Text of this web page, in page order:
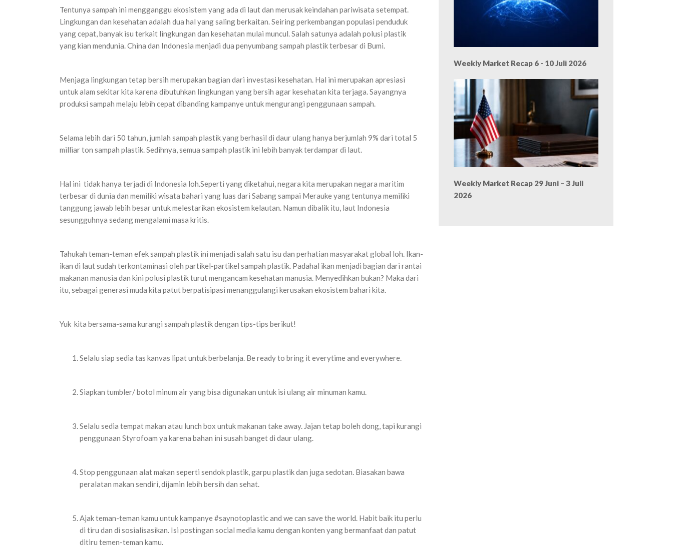
Tentunya sampah ini mengganggu ekosistem yang ada di laut dan merusak keindahan pariwisata setempat.
Lingkungan dan kesehatan adalah dua hal yang saling berkaitan. Seiring perkembangan populasi penduduk
yang cepat, banyak isu terkait lingkungan dan kesehatan mulai muncul. Salah satunya adalah polusi plastik
yang kian mendunia. China dan Indonesia menjadi dua penyumbang sampah plastik terbesar di Bumi.
Menjaga lingkungan tetap bersih merupakan bagian dari investasi kesehatan. Hal ini merupakan apresiasi
untuk alam sekitar kita karena dibutuhkan lingkungan yang bersih agar kesehatan kita terjaga. Sayangnya
produksi sampah melaju lebih cepat dibanding kampanye untuk mengurangi penggunaan sampah.
Selama lebih dari 50 tahun, jumlah sampah plastik yang berhasil di daur ulang hanya berjumlah 9% dari total 5
milliar ton sampah plastik. Sedihnya, semua sampah plastik ini lebih banyak terdampar di laut.
Hal ini tidak hanya terjadi di Indonesia loh.Seperti yang diketahui, negara kita merupakan negara maritim
terbesar di dunia dan memiliki wisata bahari yang luas dari Sabang sampai Merauke yang tentunya memiliki
tanggung jawab lebih besar untuk melestarikan ekosistem kelautan. Namun dibalik itu, laut Indonesia
sesungguhnya sedang mengalami masa kritis.
Tahukah teman-teman efek sampah plastik ini menjadi salah satu isu dan perhatian masyarakat global loh. Ikan-
ikan di laut sudah terkontaminasi oleh partikel-partikel sampah plastik. Padahal ikan menjadi bagian dari rantai
makanan manusia dan kini polusi plastik turut mengancam kesehatan manusia. Menyedihkan bukan? Maka dari
itu, sebagai generasi muda kita patut berpatisipasi menanggulangi kerusakan ekosistem bahari kita.
Yuk kita bersama-sama kurangi sampah plastik dengan tips-tips berikut!
Selalu siap sedia tas kanvas lipat untuk berbelanja. Be ready to bring it everytime and everywhere.
Siapkan tumbler/ botol minum air yang bisa digunakan untuk isi ulang air minuman kamu.
Selalu sedia tempat makan atau lunch box untuk makanan take away. Jajan tetap boleh dong, tapi kurangi
penggunaan Styrofoam ya karena bahan ini susah banget di daur ulang.
Stop penggunaan alat makan seperti sendok plastik, garpu plastik dan juga sedotan. Biasakan bawa
peralatan makan sendiri, dijamin lebih bersih dan sehat.
Ajak teman-teman kamu untuk kampanye #saynotoplastic and we can save the world. Habit baik itu perlu
di tiru dan di sosialisasikan. Isi postingan social media kamu dengan konten yang bermanfaat dan patut
ditiru temen-teman kamu.
Weekly Market Recap 6 - 10 Juli 2026
Weekly Market Recap 29 Juni – 3 Juli
2026